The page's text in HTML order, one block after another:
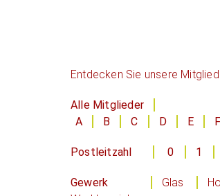
Entdecken Sie unsere
Alle Mitglieder
A
B C D E F
Postleitzahl 0 1
Gewerk Glas